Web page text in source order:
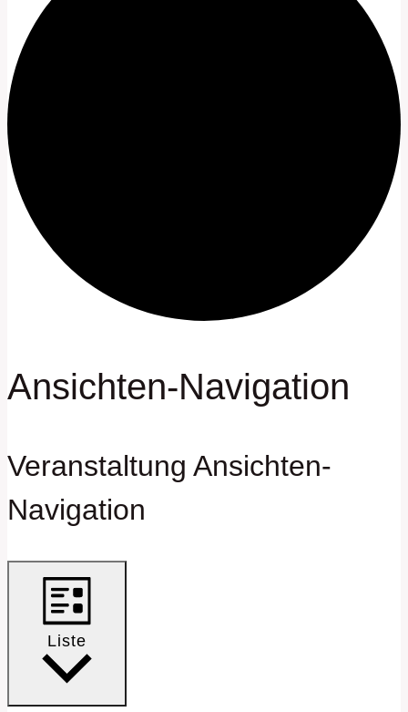
Veranstaltungen
Ansichten-Navigation
Veranstaltung Ansichten-
Navigation
Liste